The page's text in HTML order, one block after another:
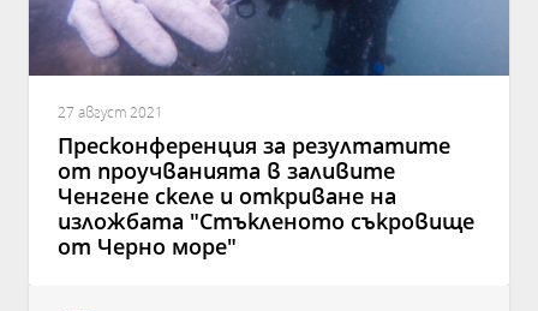
27 август 2021
Пресконференция за резултатите
от проучванията в заливите
Ченгене скеле и откриване на
изложбата "Стъкленото съкровище
от Черно море"